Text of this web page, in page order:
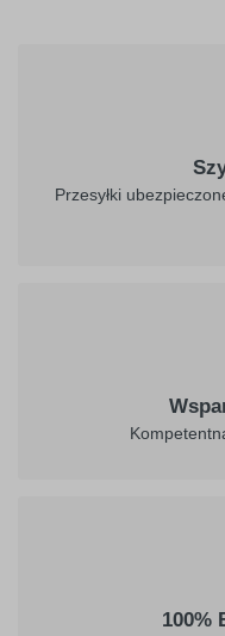
purpurowo-
Przesyłki
100%